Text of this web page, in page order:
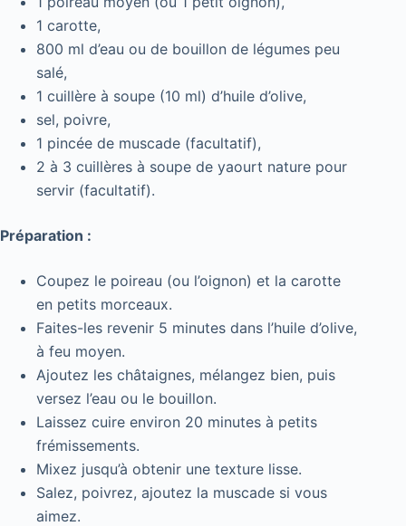
1 carotte,
800 ml d’eau ou de bouillon de légumes peu
salé,
1 cuillère à soupe (10 ml) d’huile d’olive,
sel, poivre,
1 pincée de muscade (facultatif),
2 à 3 cuillères à soupe de yaourt nature pour
servir (facultatif).
Préparation :
Coupez le poireau (ou l’oignon) et la carotte
en petits morceaux.
Faites-les revenir 5 minutes dans l’huile d’olive,
à feu moyen.
Ajoutez les châtaignes, mélangez bien, puis
versez l’eau ou le bouillon.
Laissez cuire environ 20 minutes à petits
frémissements.
Mixez jusqu’à obtenir une texture lisse.
Salez, poivrez, ajoutez la muscade si vous
aimez.